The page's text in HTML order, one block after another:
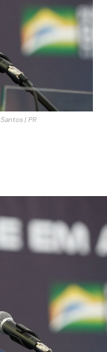
| PR